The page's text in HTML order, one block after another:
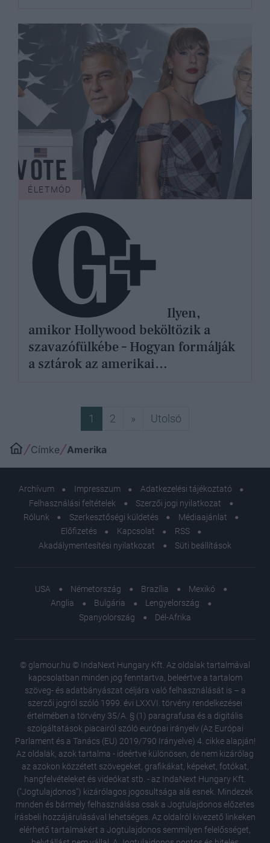
ÉLETMÓD
amikor Hollywood beköltözik a
szavazófülkébe – Hogyan formálják
a sztárok az amerikai
1 2 » Következő
Utolsó
Címke Amerika
Archívum Impresszum
Adatkezelési tájékoztató
Felhasználási feltételek
Szerzői jogi nyilatkozat
Rólunk
Szerkesztőségi küldetés
Médiaajánlat
Előfizetés
Kapcsolat
RSS
Akadálymentesítési nyilatkozat
Süti beállítások
USA Németország Brazília
Mexikó
Anglia
Bulgária
Lengyelország
Spanyolország
Dél-Afrika
© glamour.hu © IndaNext Hungary Kft. Az oldalak tartalmával
kapcsolatban minden jog fenntartva, beleértve a tartalom
szöveg- és adatbányászat céljára való felhasználását is – a
szerzői jogról szóló 1999. évi LXXVI. törvény rendelkezései
értelmében a törvény 35/A. § (1) paragrafusa és a digitális
szolgáltatások piacairól szóló európai irányelv (Az Európai
Parlament és a Tanács (EU) 2019/790 Irányelve) 4. cikke alapján!
Az oldalak, azok tartalma - ideértve különösen, de nem kizárólag
az azokon közzétett szövegeket, grafikákat, képeket, fotókat,
hangfelvételeket és videókat stb. - az IndaNext Hungary Kft.
("Jogtulajdonos") kizárólagos jogosultsága alá esnek. Mindezek
minden és bármely felhasználása csak a Jogtulajdonos előzetes
írásbeli hozzájárulásával lehetséges. Az oldalról kivezető linkeken
elérhető tartalmakért a Jogtulajdonos semmilyen felelősséget,